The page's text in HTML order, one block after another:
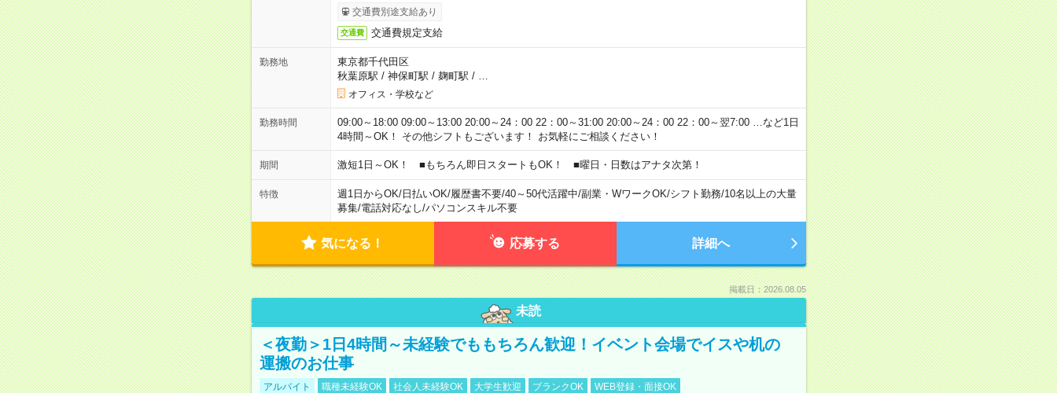
交通費別途支給あり
交通費 交通費規定支給
勤務地
東京都千代田区
秋葉原駅 / 神保町駅 / 麹町駅 /
オフィス・学校など
勤務時間
09:00～18:00 09:00～13:00 20:00～24：00 22：00～31:00 20:00～24：00 22：00～翌7:00 …など1日
4時間～OK！ その他シフトもございます！ お気軽にご相談ください！
期間 激短1日～OK！ ■もちろん即日スタートもOK！ ■曜日・日数はアナタ次第！
特徴 週1日からOK/日払いOK/履歴書不要/40～50代活躍中/副業・WワークOK/シフト勤務/10名以上の大量
募集/電話対応なし/パソコンスキル不要
気になる！ 応募する 詳細へ
掲載日：2026.08.05
未読
＜夜勤＞1日4時間～未経験でももちろん歓迎！イベント会場でイスや机の
運搬のお仕事
アルバイト 職種未経験OK 社会人未経験OK 大学生歓迎 ブランクOK WEB登録・面接OK